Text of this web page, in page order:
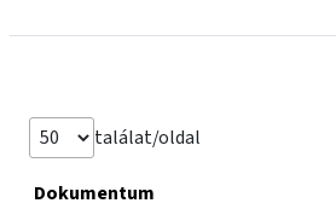
találat/oldal
Dokumentum